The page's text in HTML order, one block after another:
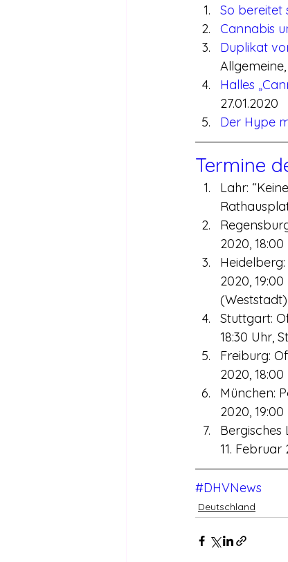
So bereitet
Cannabis
Duplikat
Allgemeine,
Halles
27.01.2020
Der Hype
Termine
Lahr:
2020,
2020,
(Weststadt)
Stuttgart:
18:30 Uhr,
Freiburg:
2020,
München:
2020,
11.
#DHVNews
Deutschland